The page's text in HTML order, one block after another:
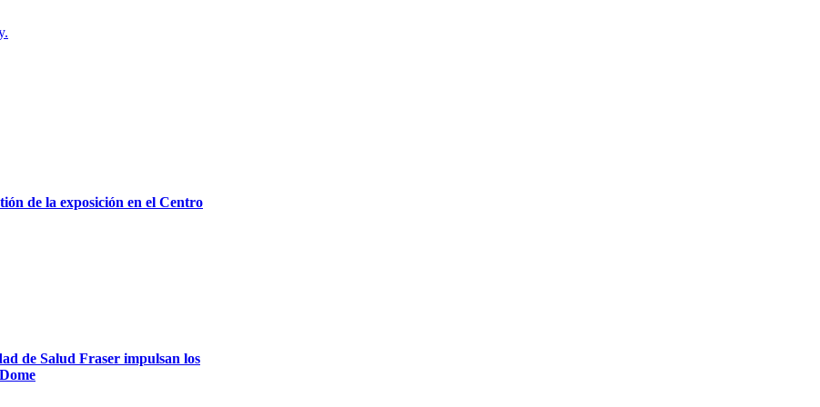
de la exposición en el Centro
de Salud Fraser impulsan los